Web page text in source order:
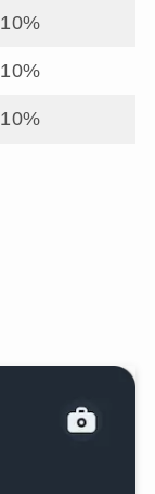
10%
10%
10%